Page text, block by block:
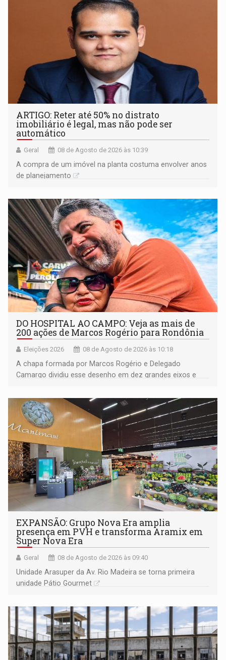
ARTIGO: Reter até 50% no distrato
imobiliário é legal, mas não pode ser
automático
Geral 08 de Agosto de 2026 às 10:39
A compra de um imóvel na planta costuma envolver anos
de planejamento
DO HOSPITAL AO CAMPO: Veja as mais de
200 ações de Marcos Rogério para Rondônia
Eleições 2026 08 de Agosto de 2026 às 10:18
A chapa formada por Marcos Rogério e Delegado
Camargo dividiu esse desenho em dez grandes eixos e
EXPANSÃO: Grupo Nova Era amplia
presença em PVH e transforma Aramix em
Super Nova Era
Geral 08 de Agosto de 2026 às 09:40
Unidade Arasuper da Av. Rio Madeira se torna primeira
unidade Pátio Gourmet